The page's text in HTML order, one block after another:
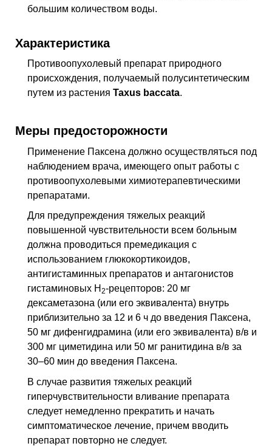
большим количеством воды.
Характеристика
Противоопухолевый препарат природного
происхождения, получаемый полусинтетическим
путем из растения Taxus baccata.
Меры предосторожности
Применение Паксена должно осуществляться под
наблюдением врача, имеющего опыт работы с
противоопухолевыми химиотерапевтическими
препаратами.
Для предупреждения тяжелых реакций
повышенной чувствительности всем больным
должна проводиться премедикация с
использованием глюкокортикоидов,
антигистаминных препаратов и антагонистов
гистаминовых H 2-рецепторов: 20 мг
дексаметазона (или его эквивалента) внутрь
приблизительно за 12 и 6 ч до введения Паксена,
50 мг дифенгидрамина (или его эквивалента) в/в и
300 мг циметидина или 50 мг ранитидина в/в за
30–60 мин до введения Паксена.
В случае развития тяжелых реакций
гиперчувствительности вливание препарата
следует немедленно прекратить и начать
симптоматическое лечение, причем вводить
препарат повторно не следует.